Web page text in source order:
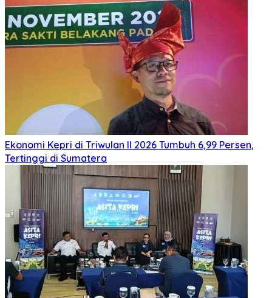
Ekonomi Kepri di Triwulan II 2026 Tumbuh 6,99 Persen,
Tertinggi di Sumatera